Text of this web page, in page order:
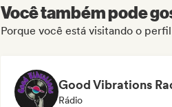
Você também pode
Porque você está visitando o perfil
Good Vibrations
Rádio